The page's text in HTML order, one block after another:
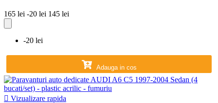
165 lei -20 lei 145 lei
-20 lei
Adauga in cos
 Vizualizare rapida